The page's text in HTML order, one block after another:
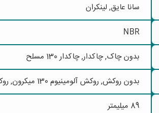
سانا عایق, لینکران
NBR
بدون چاک, چاکدار, چاکدار 130 مسلح
بدون روکش, روکش آلومینیوم 130 میکرون, روکش آلومینیوم 130 میکرون مسلح, روکش آلومینیوم 230 میکرون, روکش آلومینیوم 230 میکرون مسلح
89 میلیمتر